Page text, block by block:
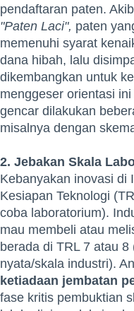
pendaftaran paten.
"Paten Laci", paten
memenuhi syarat
dana hibah, lalu
dikembangkan untuk
menggeser orientasi
gencar dilakukan
misalnya dengan
2. Jebakan Skala
Kebanyakan inovasi di
Kesiapan Teknologi
coba laboratorium).
mau membeli atau
berada di TRL 7 atau
nyata/skala industri).
ketiadaan jembatan
fase kritis pembuktian